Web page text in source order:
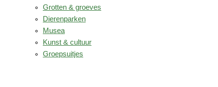
Grotten & groeves
Dierenparken
Musea
Kunst & cultuur
Groepsuitjes